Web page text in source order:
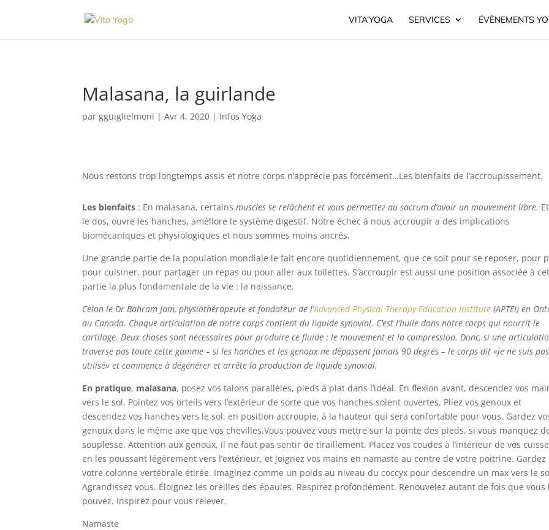
VITA’YOGA SERVICES ÉVÈNEMENTS
Malasana, la guirlande
pargguiglielmoni |Avr 4, 2020 | Infos Yoga
Nous restons trop longtemps assis et notre corps n’apprécie pas forcément…Les bienfaits de l’accroupissement.
Les bienfaits : En malasana, certains muscles se relâchent et vous permettez au sacrum d’avoir un mouvement libre.
le dos, ouvre les hanches, améliore le système digestif. Notre échec à nous accroupir a des implications
biomécaniques et physiologiques et nous sommes moins ancrés.
Une grande partie de la population mondiale le fait encore quotidiennement, que ce soit pour se reposer, pour
pour cuisiner, pour partager un repas ou pour aller aux toilettes. S’accroupir est aussi une position associée à
partie la plus fondamentale de la vie : la naissance.
Celon le Dr Bahram Jam, physiothérapeute et fondateur de l’Advanced Physical Therapy Education Institute (APTEI) en
au Canada. Chaque articulation de notre corps contient du liquide synovial. C’est l’huile dans notre corps qui nourrit le
cartilage. Deux choses sont nécessaires pour produire ce fluide : le mouvement et la compression. Donc, si une
traverse pas toute cette gamme – si les hanches et les genoux ne dépassent jamais 90 degrés – le corps dit «je ne suis pas
utilisé» et commence à dégénérer et arrête la production de liquide synovial.
En pratique, malasana, posez vos talons parallèles, pieds à plat dans l’idéal. En flexion avant, descendez vos
vers le sol. Pointez vos orteils vers l’extérieur de sorte que vos hanches soient ouvertes. Pliez vos genoux et
descendez vos hanches vers le sol, en position accroupie, à la hauteur qui sera confortable pour vous. Gardez
genoux dans le même axe que vos chevilles.Vous pouvez vous mettre sur la pointe des pieds, si vous manquez
souplesse. Attention aux genoux, il ne faut pas sentir de tiraillement. Placez vos coudes à l’intérieur de vos
en les poussant légèrement vers l’extérieur, et joignez vos mains en namaste au centre de votre poitrine. Gardez
votre colonne vertébrale étirée. Imaginez comme un poids au niveau du coccyx pour descendre un max vers le
Agrandissez vous. Éloignez les oreilles des épaules. Respirez profondément. Renouvelez autant de fois que vous
pouvez. Inspirez pour vous relever.
Namaste